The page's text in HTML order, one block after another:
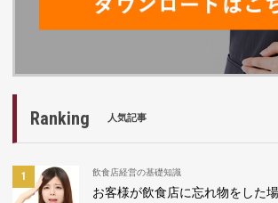
Ranking 人気記事
飲食店経営の基礎知識
お客様が飲食店に忘れ物をした